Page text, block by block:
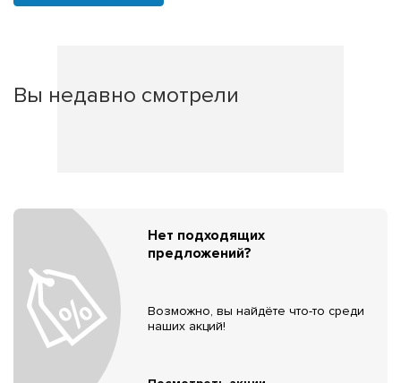
Вы недавно смотрели
Нет подходящих
предложений?
Возможно, вы найдёте что-то среди
наших акций!